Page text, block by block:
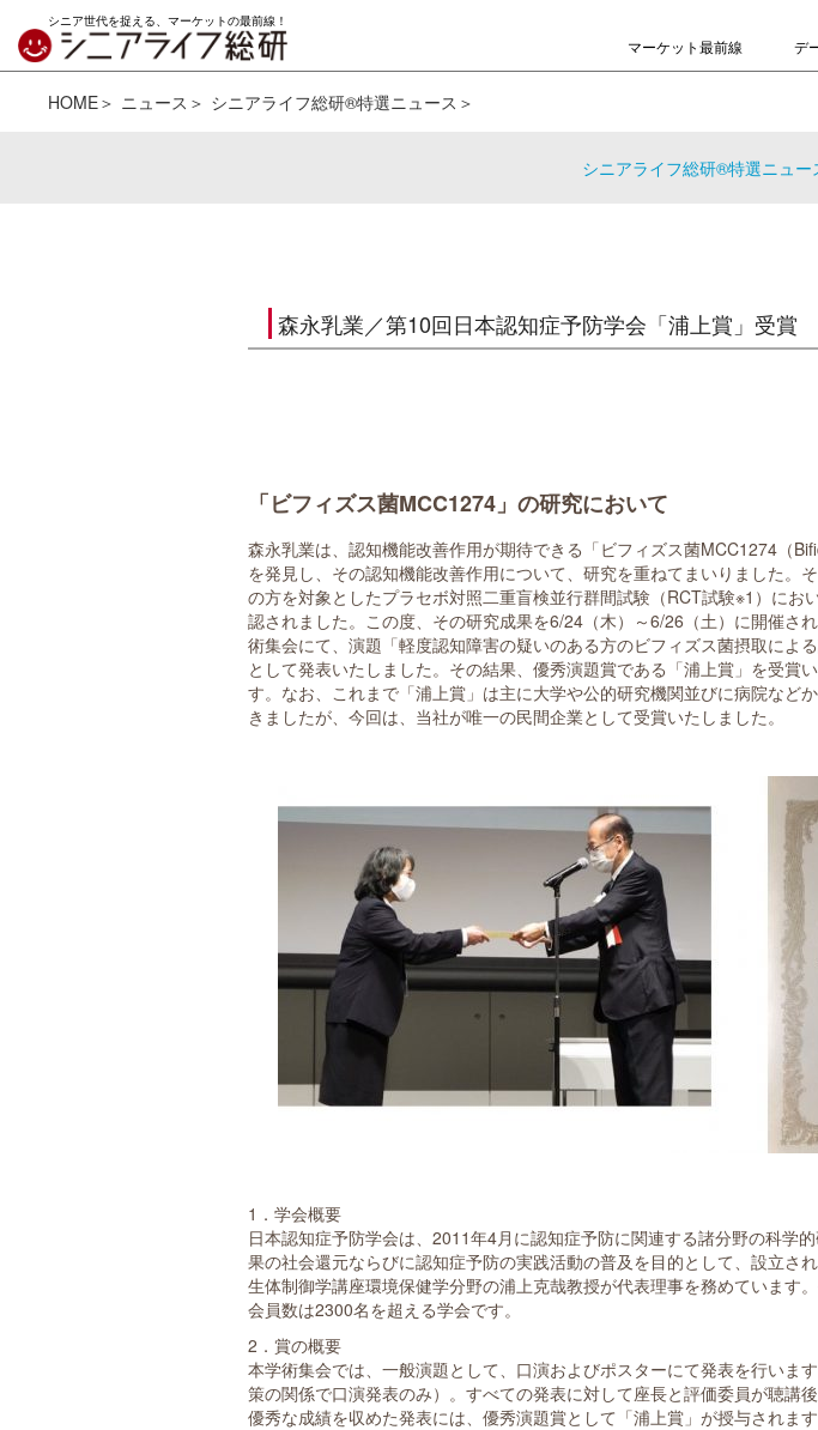
シニア世代を捉える、マーケットの最前線！
マーケット最前線 デ
HOME ニュース シニアライフ総研®特選ニュース
シニアライフ総研®特選ニュー
森永乳業／第10回日本認知症予防学会「浦上賞」受賞
「ビフィズス菌MCC1274」の研究において
森永乳業は、認知機能改善作用が期待できる「ビフィズス菌MCC1274（
を発見し、その認知機能改善作用について、研究を重ねてまいりました。
の方を対象としたプラセボ対照二重盲検並行群間試験（RCT試験※1）にお
認されました。この度、その研究成果を6/24（木）～6/26（土）に開催さ
術集会にて、演題「軽度認知障害の疑いのある方のビフィズス菌摂取によ
として発表いたしました。その結果、優秀演題賞である「浦上賞」を受賞
す。なお、これまで「浦上賞」は主に大学や公的研究機関並びに病院など
きましたが、今回は、当社が唯一の民間企業として受賞いたしました。
1．学会概要
日本認知症予防学会は、2011年4月に認知症予防に関連する諸分野の科学
果の社会還元ならびに認知症予防の実践活動の普及を目的として、設立さ
生体制御学講座環境保健学分野の浦上克哉教授が代表理事を務めています
会員数は2300名を超える学会です。
2．賞の概要
本学術集会では、一般演題として、口演およびポスターにて発表を行いま
策の関係で口演発表のみ）。すべての発表に対して座長と評価委員が聴講
優秀な成績を収めた発表には、優秀演題賞として「浦上賞」が授与されます